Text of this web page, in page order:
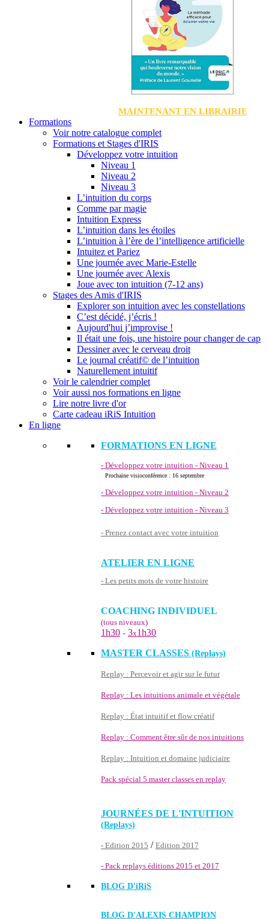
MAINTENANT EN LIBRAIRIE
Formations
Voir notre catalogue complet
Formations et Stages d'IRIS
Développez votre intuition
Niveau 1
Niveau 2
Niveau 3
L’intuition du corps
Comme par magie
Intuition Express
L’intuition dans les étoiles
L’intuition à l’ère de l’intelligence artificielle
Intuitez et Pariez
Une journée avec Marie-Estelle
Une journée avec Alexis
Joue avec ton intuition (7-12 ans)
Stages des Amis d'IRIS
Explorer son intuition avec les constellations
C’est décidé, j’écris !
Aujourd'hui j’improvise !
Il était une fois, une histoire pour changer de cap
Dessiner avec le cerveau droit
Le journal créatif© de l’intuition
Naturellement intuitif
Voir le calendrier complet
Voir aussi nos formations en ligne
Lire notre livre d'or
Carte cadeau iRiS Intuition
En ligne
FORMATIONS EN LIGNE
- Développez votre intuition - Niveau 1
Prochaine visioconférence : 16 septembre
- Développez votre intuition - Niveau 2
- Développez votre intuition - Niveau 3
- Prenez contact avec votre intuition
ATELIER EN LIGNE
- Les petits mots de votre histoire
COACHING INDIVIDUEL
(tous niveaux)
1h30 - 3x1h30
MASTER CLASSES (Replays)
Replay : Percevoir et agir sur le futur
Replay : Les intuitions animale et végétale
Replay : État intuitif et flow créatif
Replay : Comment être sûr de nos intuitions
Replay : Intuition et domaine judiciaire
Pack spécial 5 master classes en replay
JOURNÉES DE L'INTUITION
(Replays)
- Edition 2015 / Edition 2017
- Pack replays éditions 2015 et 2017
BLOG D'iRiS
BLOG D'ALEXIS CHAMPION